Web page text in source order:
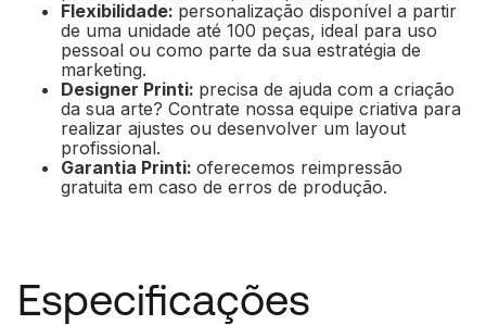
Flexibilidade: personalização disponível a partir
de uma unidade até 100 peças, ideal para uso
pessoal ou como parte da sua estratégia de
marketing.
Designer Printi: precisa de ajuda com a criação
da sua arte? Contrate nossa equipe criativa para
realizar ajustes ou desenvolver um layout
profissional.
Garantia Printi: oferecemos reimpressão
gratuita em caso de erros de produção.
Especificações